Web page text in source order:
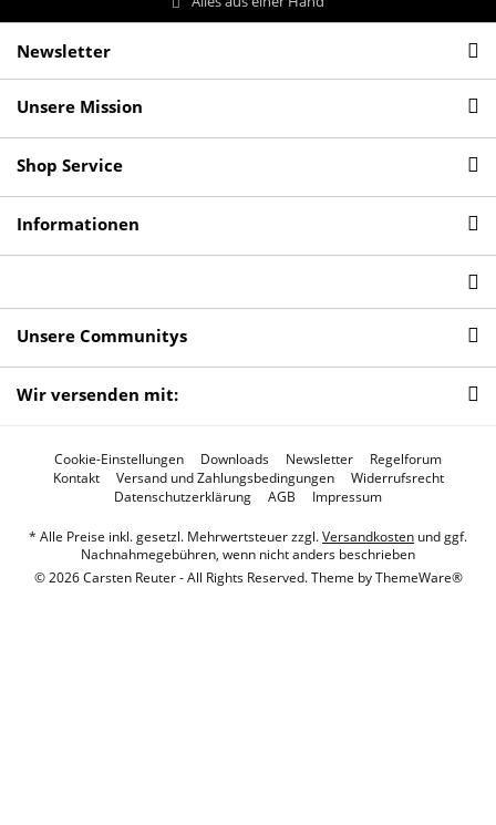
Newsletter
Unsere Mission
Shop Service
Informationen
Unsere Communitys
Wir versenden mit:
Cookie-Einstellungen Downloads Newsletter
Regelforum
Kontakt
Versand und Zahlungsbedingungen
Widerrufsrecht
Datenschutzerklärung
AGB Impressum
* Alle Preise inkl. gesetzl. Mehrwertsteuer zzgl.Versandkosten und ggf.
Nachnahmegebühren, wenn nicht anders beschrieben
© 2026 Carsten Reuter - All Rights Reserved. Theme byThemeWare®